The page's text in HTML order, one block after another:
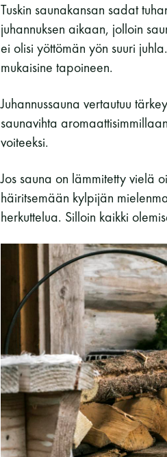
Tuskin saunakansan sadat
juhannuksen aikaan, jolloin
ei olisi yöttömän yön suuri
mukaisine tapoineen.
Juhannussauna vertautuu
saunavihta
voiteeksi.
Jos sauna on lämmitetty vielä
häiritsemään kylpijän
herkuttelua. Silloin kaikki